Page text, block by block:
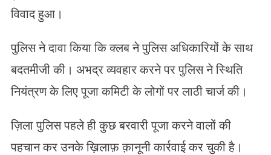
विवाद हुआ।
पुलिस ने दावा किया कि क्लब ने पुलिस अधिकारियों के साथ
बदतमीजी की। अभद्र व्यवहार करने पर पुलिस ने स्थिति
नियंत्रण के लिए पूजा कमिटी के लोगों पर लाठी चार्ज की।
ज़िला पुलिस पहले ही कुछ बरवारी पूजा करने वालों की
पहचान कर उनके ख़िलाफ़ क़ानूनी कार्रवाई कर चुकी है।